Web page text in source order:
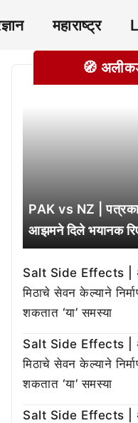
महाराष्ट्र
🧭
PAK vs NZ |
आझमने दिले भयानक
Salt Side Effects |
मिठाचे सेवन केल्याने
शकतात ‘या’ समस्या
Salt Side Effects |
मिठाचे सेवन केल्याने
शकतात ‘या’ समस्या
Salt Side Effects |